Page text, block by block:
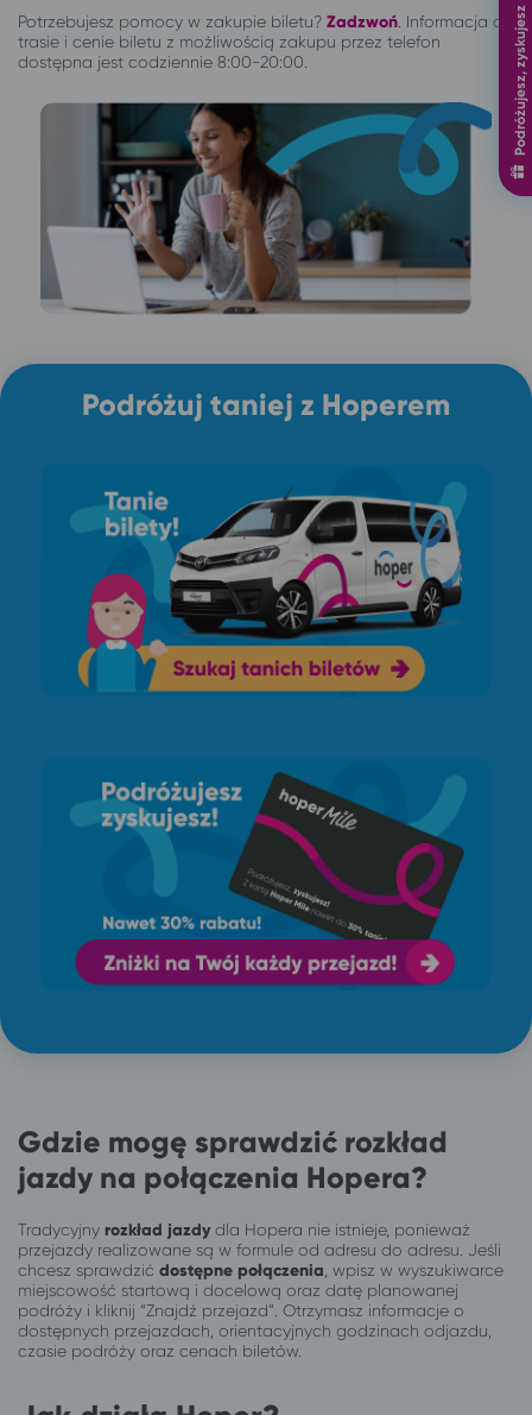
Podróżujesz, zyskujesz
Potrzebujesz pomocy w zakupie biletu? Zadzwoń Informacja o
trasie i cenie biletu z możliwością zakupu przez telefon
dostępna jest codziennie 8:00-20:00.
Podróżuj taniej z Hoperem
Gdzie mogę sprawdzić rozkład
jazdy na połączenia Hopera?
Tradycyjny rozkład jazdydla Hopera nie istnieje, ponieważ
przejazdy realizowane są w formule od adresu do adresu. Jeśli
chcesz sprawdzić dostępne połączenia , wpisz w wyszukiwarce
miejscowość startową i docelową oraz datę planowanej
podróży i kliknij “Znajdź przejazd”. Otrzymasz informacje o
dostępnych przejazdach, orientacyjnych godzinach odjazdu,
czasie podróży oraz cenach biletów.